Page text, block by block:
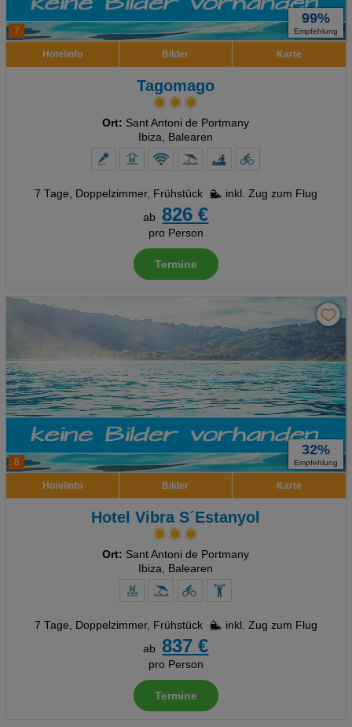
7
99%
Empfehlung
Hotelinfo Bilder Karte
Tagomago
Ort: Sant Antoni de Portmany
Ibiza, Balearen
7 Tage, Doppelzimmer, Frühstück
inkl. Zug zum Flug
ab
826 €
pro Person
Termine
8
32%
Empfehlung
Hotelinfo Bilder Karte
Hotel Vibra S´Estanyol
Ort: Sant Antoni de Portmany
Ibiza, Balearen
7 Tage, Doppelzimmer, Frühstück
inkl. Zug zum Flug
ab
837 €
pro Person
Termine